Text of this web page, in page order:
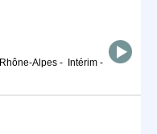
Alpes - Intérim -